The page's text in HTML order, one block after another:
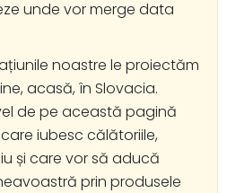
unde vor merge data
noastre le proiectăm
acasă, în Slovacia.
de pe această pagină
iubesc călătoriile,
și care vor să aducă
prin produsele